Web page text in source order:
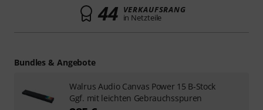
44 VERKAUFSRANG
in Netzteile
Bundles & Angebote
Walrus Audio Canvas Power 15 B-Stock
Ggf. mit leichten Gebrauchsspuren